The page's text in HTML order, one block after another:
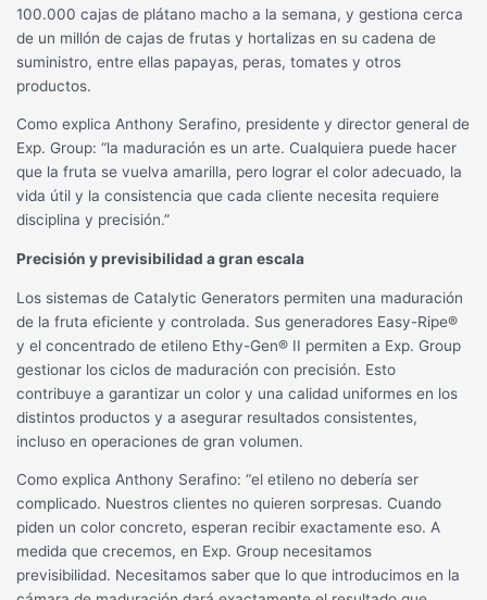
100.000 cajas de plátano macho a la semana, y gestiona cerca
de un millón de cajas de frutas y hortalizas en su cadena de
suministro, entre ellas papayas, peras, tomates y otros
productos.
Como explica Anthony Serafino, presidente y director general de
Exp. Group: “la maduración es un arte. Cualquiera puede hacer
que la fruta se vuelva amarilla, pero lograr el color adecuado, la
vida útil y la consistencia que cada cliente necesita requiere
disciplina y precisión.”
Precisión y previsibilidad a gran escala
Los sistemas de Catalytic Generators permiten una maduración
de la fruta eficiente y controlada. Sus generadores Easy-Ripe®
y el concentrado de etileno Ethy-Gen® II permiten a Exp. Group
gestionar los ciclos de maduración con precisión. Esto
contribuye a garantizar un color y una calidad uniformes en los
distintos productos y a asegurar resultados consistentes,
incluso en operaciones de gran volumen.
Como explica Anthony Serafino: “el etileno no debería ser
complicado. Nuestros clientes no quieren sorpresas. Cuando
piden un color concreto, esperan recibir exactamente eso. A
medida que crecemos, en Exp. Group necesitamos
previsibilidad. Necesitamos saber que lo que introducimos en la